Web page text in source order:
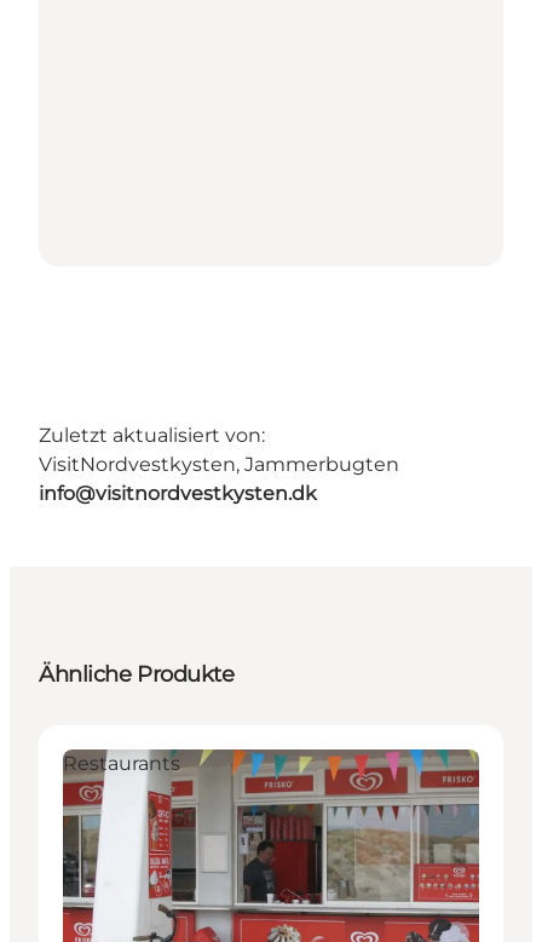
Zuletzt aktualisiert von:
VisitNordvestkysten, Jammerbugten
info@visitnordvestkysten.dk
Ähnliche Produkte
Restaurants